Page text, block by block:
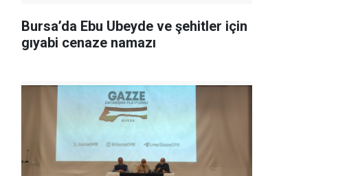
Bursa’da Ebu Ubeyde ve şehitler için
gıyabi cenaze namazı